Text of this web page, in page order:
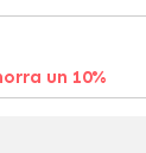
un 10%